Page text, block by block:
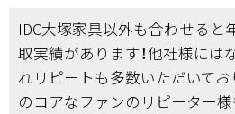
IDC大塚家具以外も合わせると
取実績があります！他社様には
れリピートも多数いただいてお
のコアなファンのリピーター様